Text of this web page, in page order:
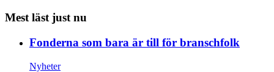
Mest läst just nu
Fonderna som bara är till för branschfolk
Nyheter